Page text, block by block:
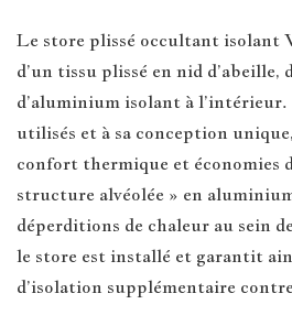
Le store plissé occultant isolant
d’un tissu plissé en nid d’abeille,
d’aluminium isolant à
utilisés et à sa conception
confort thermique et économies
structure alvéolée » en
déperditions de chaleur au sein
le store est installé et garantit
d’isolation supplémentaire